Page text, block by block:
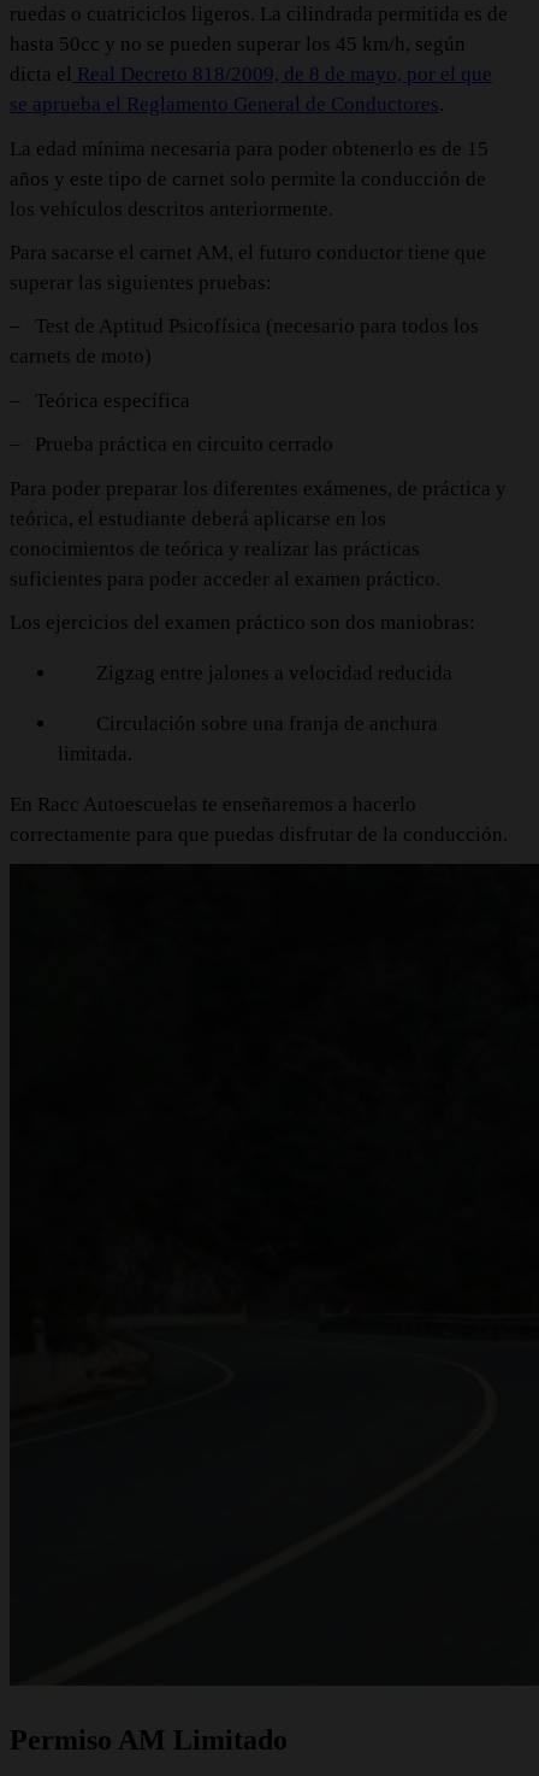
ruedas o cuatriciclos ligeros. La cilindrada permitida es de
hasta 50cc y no se pueden superar los 45 km/h, según
dicta el
Real Decreto 818/2009, de 8 de mayo, por el que
se aprueba el Reglamento General de Conductores.
La edad mínima necesaria para poder obtenerlo es de 15
años y este tipo de carnet solo permite la conducción de
los vehículos descritos anteriormente.
Para sacarse el carnet AM, el futuro conductor tiene que
superar las siguientes pruebas:
–
Test de Aptitud Psicofísica (necesario para todos los
carnets de moto)
–
Teórica específica
–
Prueba práctica en circuito cerrado
Para poder preparar los diferentes exámenes, de práctica y
teórica, el estudiante deberá aplicarse en los
conocimientos de teórica y realizar las prácticas
suficientes para poder acceder al examen práctico.
Los ejercicios del examen práctico son dos maniobras:
Zigzag entre jalones a velocidad reducida
Circulación sobre una franja de anchura
limitada.
En Racc Autoescuelas te enseñaremos a hacerlo
correctamente para que puedas disfrutar de la conducción.
Permiso AM Limitado